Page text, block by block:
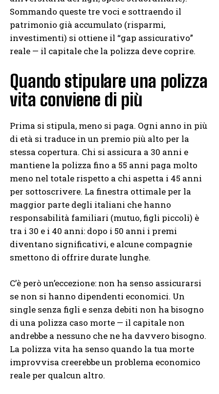
Sommando queste tre voci e sottraendo il
patrimonio già accumulato (risparmi,
investimenti) si ottiene il “gap assicurativo”
reale — il capitale che la polizza deve coprire.
Quando stipulare una polizza
vita conviene di più
Prima si stipula, meno si paga. Ogni anno in più
di età si traduce in un premio più alto per la
stessa copertura. Chi si assicura a 30 anni e
mantiene la polizza fino a 55 anni paga molto
meno nel totale rispetto a chi aspetta i 45 anni
per sottoscrivere. La finestra ottimale per la
maggior parte degli italiani che hanno
responsabilità familiari (mutuo, figli piccoli) è
tra i 30 e i 40 anni: dopo i 50 anni i premi
diventano significativi, e alcune compagnie
smettono di offrire durate lunghe.
C’è però un’eccezione: non ha senso assicurarsi
se non si hanno dipendenti economici. Un
single senza figli e senza debiti non ha bisogno
di una polizza caso morte — il capitale non
andrebbe a nessuno che ne ha davvero bisogno.
La polizza vita ha senso quando la tua morte
improvvisa creerebbe un problema economico
reale per qualcun altro.